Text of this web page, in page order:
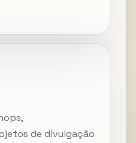
de divulgação